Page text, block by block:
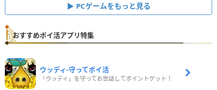
PCゲームをもっと見る
おすすめポイ活アプリ特集
ウッディ‐守ってポイ活
「ウッディ」を守ってお世話してポイントゲット！